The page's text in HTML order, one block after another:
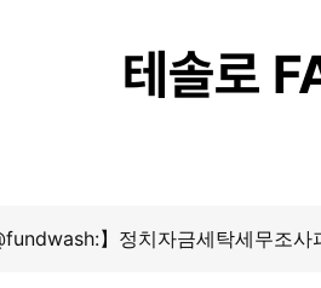
테솔로